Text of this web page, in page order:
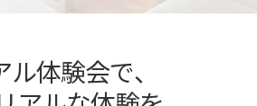
ル体験会で、